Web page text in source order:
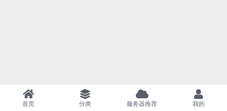
首页 分类 服务器推荐 我的